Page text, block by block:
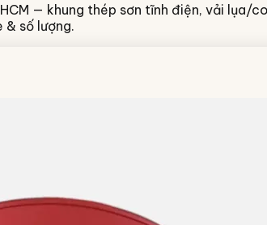
— khung thép sơn tĩnh điện, vải
số lượng.